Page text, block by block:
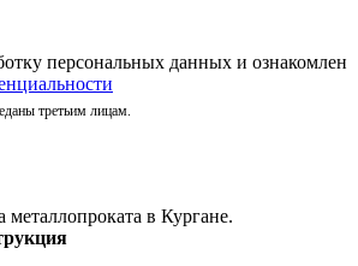
персональных данных и ознакомлен
третьим лицам.
в Кургане.